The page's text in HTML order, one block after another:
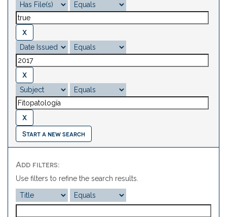
Start a new search
Add filters:
Use filters to refine the search results.